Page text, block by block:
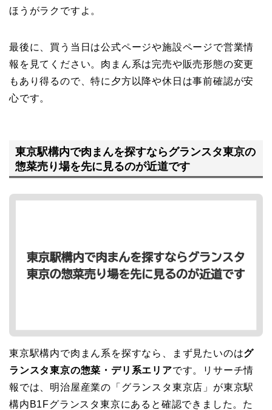
ほうがラクですよ。
最後に、買う当日は公式ページや施設ページで営業情
報を見てください。肉まん系は完売や販売形態の変更
もあり得るので、特に夕方以降や休日は事前確認が安
心です。
東京駅構内で肉まんを探すならグランスタ東京の
惣菜売り場を先に見るのが近道です
東京駅構内で肉まん系を探すなら、まず見たいのはグ
ランスタ東京の惣菜・デリ系エリアです。リサーチ情
報では、明治屋産業の「グランスタ東京店」が東京駅
構内B1Fグランスタ東京にあると確認できました。た